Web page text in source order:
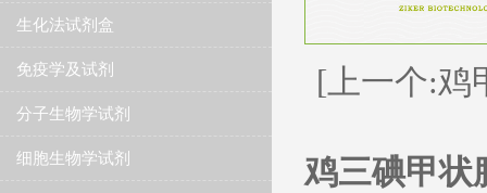
生化法试剂盒
免疫学及试剂
分子生物学试剂
细胞生物学试剂
[上一个:鸡
鸡三碘甲状